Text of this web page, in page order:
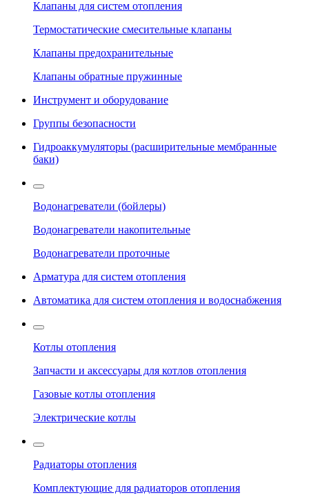
Клапаны для систем отопления
Термостатические смесительные клапаны
Клапаны предохранительные
Клапаны обратные пружинные
Инструмент и оборудование
Группы безопасности
Гидроаккумуляторы (расширительные мембранные
баки)
Водонагреватели (бойлеры)
Водонагреватели накопительные
Водонагреватели проточные
Арматура для систем отопления
Автоматика для систем отопления и водоснабжения
Котлы отопления
Запчасти и аксессуары для котлов отопления
Газовые котлы отопления
Электрические котлы
Радиаторы отопления
Комплектующие для радиаторов отопления